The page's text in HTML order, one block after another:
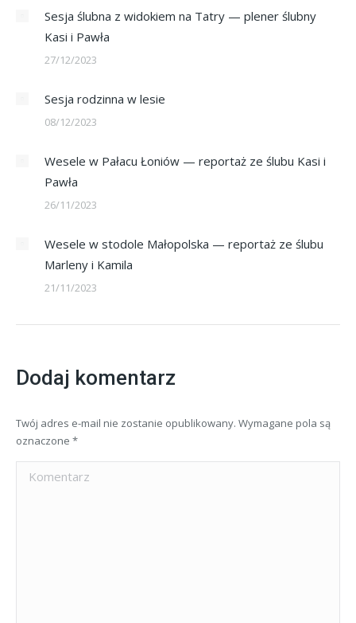
Sesja ślubna z widokiem na Tatry — plener ślubny
Kasi i Pawła
27/12/2023
Sesja rodzinna w lesie
08/12/2023
Wesele w Pałacu Łoniów — reportaż ze ślubu Kasi i
Pawła
26/11/2023
Wesele w stodole Małopolska — reportaż ze ślubu
Marleny i Kamila
21/11/2023
Dodaj komentarz
Twój adres e-mail nie zostanie opublikowany. Wymagane pola są
oznaczone *
Komentarz